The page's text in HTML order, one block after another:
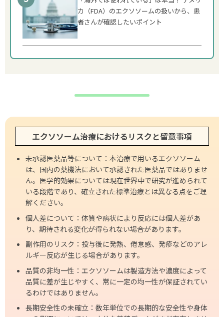
カ（FDA）のエクソソームの扱いから、患
者さんが確認したいポイント
エクソソーム治療におけるリスクと留意事項
未承認医薬品等について：本治療で用いるエクソソーム
は、国内の薬機法において承認された医薬品ではありませ
ん。医学的効果については現在世界中で研究が進められて
いる段階であり、確立された標準治療とは異なる点をご理
解ください。
個人差について：体質や病状により反応には個人差があ
り、期待される変化が得られない場合があります。
副作用のリスク：投与後に発熱、倦怠感、発疹などのアレ
ルギー反応が生じる場合があります。
品質の非均一性：エクソソームは製造方法や濃度によって
品質に差が生じやすく、常に一定の均一性が保証されてい
るわけではありません。
長期安全性の未確立：数年単位での長期的な安全性や身体